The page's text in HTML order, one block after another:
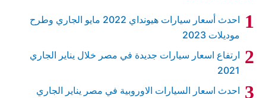
احدث أسعار سيارات هيونداي 2022 مايو الجاري وطرح
موديلات 2023
ارتفاع اسعار سيارات جديدة في مصر خلال يناير الجاري
2021
احدث اسعار السيارات الاوروبية في مصر يناير الجاري